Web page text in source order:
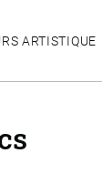
ARTISTIQUE